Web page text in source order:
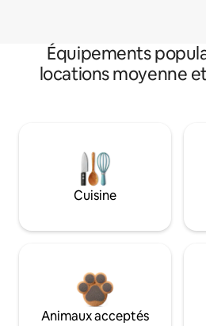
Équipements
locations moyenne
Cuisine
Animaux acceptés